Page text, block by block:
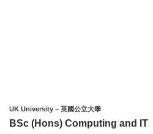
UK University – 英國公立大學
BSc (Hons) Computing and IT